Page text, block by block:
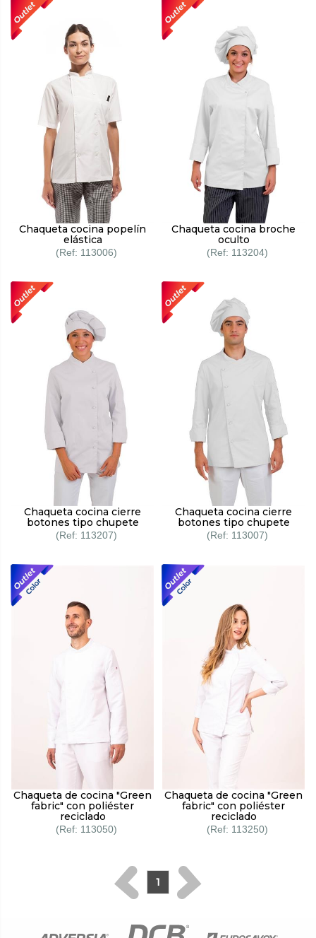
Chaqueta cocina popelín
elástica
113006
Chaqueta cocina broche
oculto
113204
Chaqueta cocina cierre
botones tipo chupete
113207
Chaqueta cocina cierre
botones tipo chupete
113007
Chaqueta de cocina "Green
fabric" con poliéster
reciclado
113050
Chaqueta de cocina "Green
fabric" con poliéster
reciclado
113250
1